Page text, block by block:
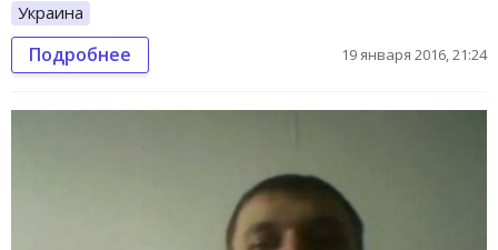
Украина
Подробнее 19 января 2016, 21:24